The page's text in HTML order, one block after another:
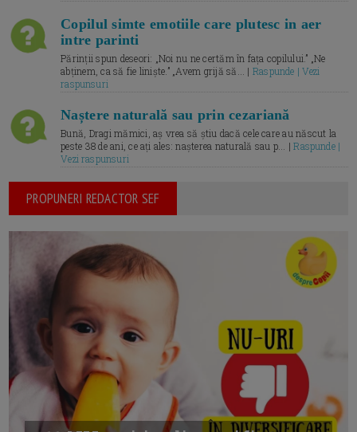
Copilul simte emotiile care plutesc in aer
intre parinti
Părinții spun deseori: „Noi nu ne certăm în fața copilului.” „Ne
abținem, ca să fie liniște.” „Avem grijă să... | Raspunde | Vezi
raspunsuri
Naștere naturală sau prin cezariană
Bună, Dragi mămici, aș vrea să știu dacă cele care au născut la
peste 38 de ani, ce ați ales: nașterea naturală sau p... |Raspunde |
Vezi raspunsuri
PROPUNERI REDACTOR SEF